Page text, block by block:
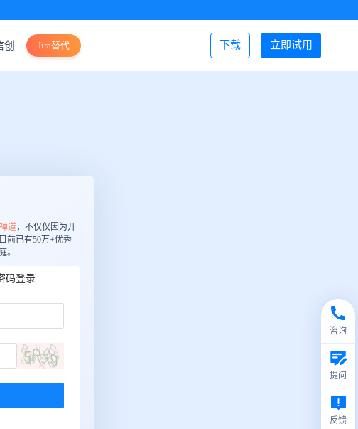
立即试用
下载
创 Jira替代 登录/注册
咨询
提问
反馈
道，不仅仅因为开
前已有50万+优秀
。
码登录